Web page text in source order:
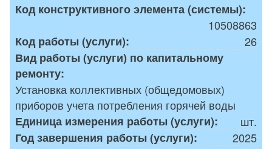
Код конструктивного элемента (системы):
10508863
Код работы (услуги):
26
Вид работы (услуги) по капитальному
ремонту:
Установка коллективных (общедомовых)
приборов учета потребления горячей воды
Единица измерения работы (услуги):
шт.
Год завершения работы (услуги):
2025